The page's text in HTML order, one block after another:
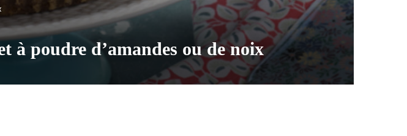
à poudre d’amandes ou de noix